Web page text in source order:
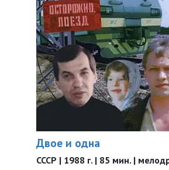
Двое и одна
СССР | 1988 г. | 85 мин. |